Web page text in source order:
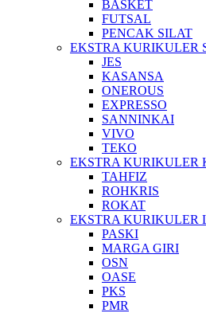
BASKET
FUTSAL
PENCAK SILAT
EKSTRA KURIKULER
JES
KASANSA
ONEROUS
EXPRESSO
SANNINKAI
VIVO
TEKO
EKSTRA KURIKULER
TAHFIZ
ROHKRIS
ROKAT
EKSTRA KURIKULER
PASKI
MARGA GIRI
OSN
OASE
PKS
PMR